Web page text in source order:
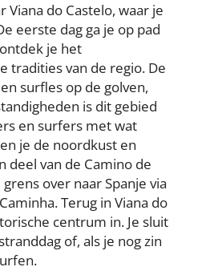
Viana do Castelo, waar je
eerste dag ga je op pad
je het
tradities van de regio. De
surfles op de golven,
is dit gebied
en surfers met wat
je de noordkust en
deel van de Camino de
over naar Spanje via
Terug in Viana do
centrum in. Je sluit
of, als je nog zin